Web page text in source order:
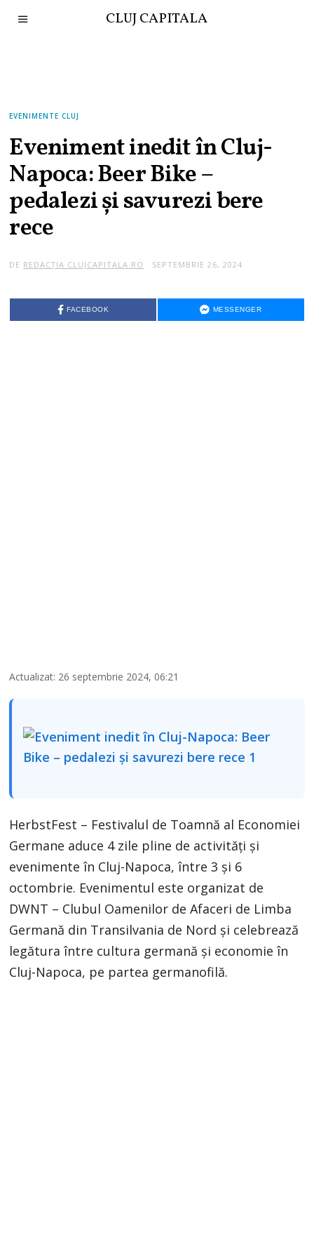
CLUJ CAPITALA
EVENIMENTE CLUJ
Eveniment inedit în Cluj-
Napoca: Beer Bike –
pedalezi și savurezi bere
rece
DE REDACȚIA CLUJCAPITALA.RO SEPTEMBRIE 26, 2024
FACEBOOK MESSENGER
Actualizat: 26 septembrie 2024, 06:21
HerbstFest – Festivalul de Toamnă al Economiei
Germane aduce 4 zile pline de activități și
evenimente în Cluj-Napoca, între 3 și 6
octombrie. Evenimentul este organizat de
DWNT – Clubul Oamenilor de Afaceri de Limba
Germană din Transilvania de Nord și celebrează
legătura între cultura germană și economie în
Cluj-Napoca, pe partea germanofilă.